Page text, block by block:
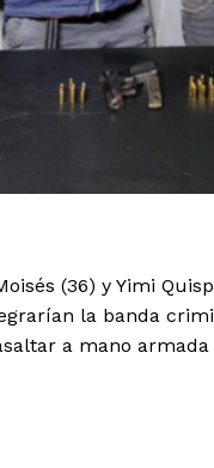
(36) y Yimi
la banda
a mano